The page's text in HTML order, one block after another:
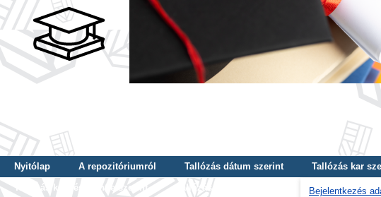
Nyitólap A repozitóriumról Tallózás dátum szerint Tallózás kar
Tallózás képzés szintje szerint
Tallózás kulcsszó szerint Bejelentkezés